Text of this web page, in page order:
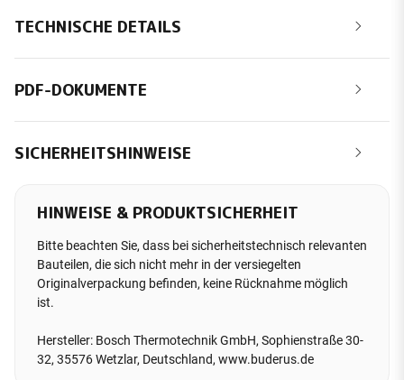
TECHNISCHE DETAILS
PDF-DOKUMENTE
SICHERHEITSHINWEISE
HINWEISE & PRODUKTSICHERHEIT
Bitte beachten Sie, dass bei sicherheitstechnisch relevanten
Bauteilen, die sich nicht mehr in der versiegelten
Originalverpackung befinden, keine Rücknahme möglich
ist.
Hersteller: Bosch Thermotechnik GmbH, Sophienstraße 30-
32, 35576 Wetzlar, Deutschland, www.buderus.de